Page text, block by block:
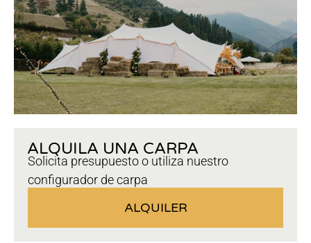
ALQUILA UNA CARPA
Solicita presupuesto o utiliza nuestro
configurador de carpa
ALQUILER